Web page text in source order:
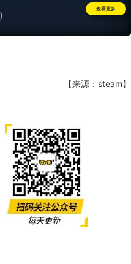
查看更多
【来源：steam】